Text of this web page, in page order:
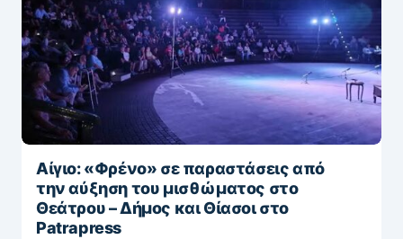
Αίγιο: «Φρένο» σε παραστάσεις από
την αύξηση του μισθώματος στο
Θεάτρου – Δήμος και Θίασοι στο
Patrapress